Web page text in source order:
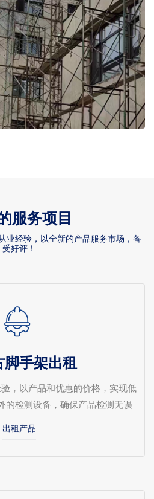
服务项目
业经验，以全新的产品服务市场，备
受好评！
脚手架出租
，以产品和优惠的价格，实现低
的检测设备，确保产品检测无误
出租产品